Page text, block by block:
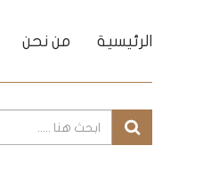
الرئيسية من نحن